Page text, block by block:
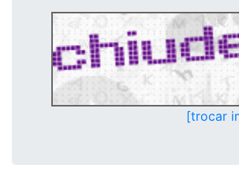
[trocar